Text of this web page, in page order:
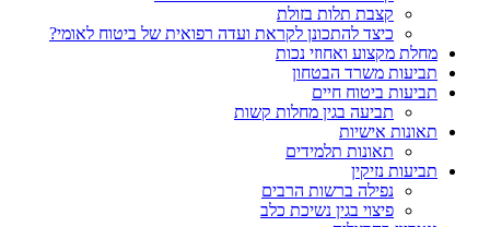
קצבת תלות בזולת
כיצד להתכונן לקראת ועדה רפואית של ביטוח לאומי?
מחלת מקצוע ואחוזי נכות
תביעות משרד הבטחון
תביעות ביטוח חיים
תביעה בגין מחלות קשות
תאונות אישיות
תאונות תלמידים
תביעות נזיקין
נפילה ברשות הרבים
פיצוי בגין נשיכת כלב